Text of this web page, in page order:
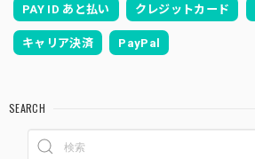
PAY ID あと払い クレジットカード
キャリア決済 PayPal
SEARCH